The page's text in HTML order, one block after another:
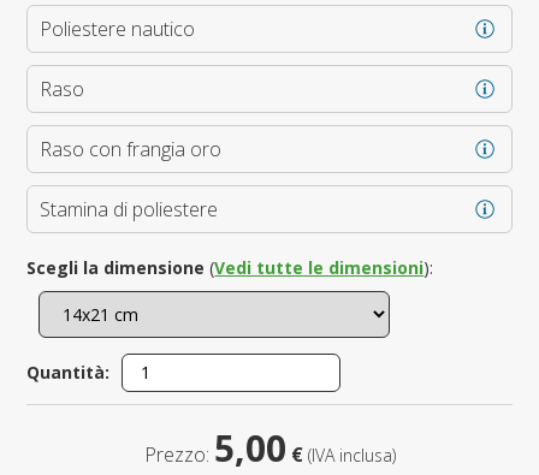
Poliestere nautico
Raso
Raso con frangia oro
Stamina di poliestere
Scegli la dimensione (Vedi tutte le dimensioni):
Quantità:
Prezzo: 5,00 € (IVA inclusa)